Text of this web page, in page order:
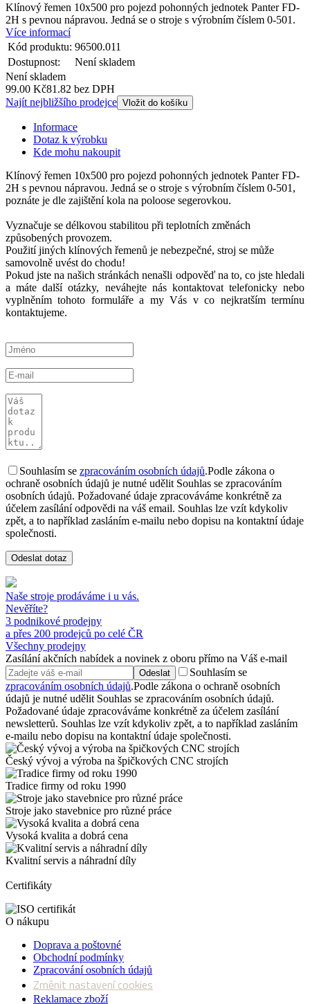
Klínový řemen 10x500 pro pojezd pohonných jednotek Panter FD-
2H s pevnou nápravou. Jedná se o stroje s výrobním číslem 0-501.
Více informací
Kód produktu: 96500.011
Dostupnost:
Není skladem
Není skladem
99.00 Kč81.82 bez DPH
Najít nejbližšího prodejce Vložit do košíku
Informace
Dotaz k výrobku
Kde mohu nakoupit
Klínový řemen 10x500 pro pojezd pohonných jednotek Panter FD-
2H s pevnou nápravou. Jedná se o stroje s výrobním číslem 0-501,
poznáte je dle zajištění kola na poloose segerovkou.
Vyznačuje se délkovou stabilitou při teplotních změnách
způsobených provozem.
Použití jiných klínových řemenů je nebezpečné, stroj se může
samovolně uvést do chodu!
Pokud jste na našich stránkách nenašli odpověď na to, co jste hledali
a máte další otázky, neváhejte nás kontaktovat telefonicky nebo
vyplněním tohoto formuláře a my Vás v co nejkratším termínu
kontaktujeme.
Souhlasím se zpracováním osobních údajů.Podle zákona o
ochraně osobních údajů je nutné udělit Souhlas se zpracováním
osobních údajů. Požadované údaje zpracováváme konkrétně za
účelem zasílání odpovědi na váš email. Souhlas lze vzít kdykoliv
zpět, a to například zasláním e-mailu nebo dopisu na kontaktní údaje
společnosti.
Odeslat dotaz
Naše stroje prodáváme i u vás.
Nevěříte?
3 podnikové prodejny
a přes 200 prodejců po celé ČR
Všechny prodejny
Zasílání akčních nabídek a novinek z oboru přímo na Váš e-mail
Odeslat
Souhlasím se
zpracováním osobních údajů.Podle zákona o ochraně osobních
údajů je nutné udělit Souhlas se zpracováním osobních údajů.
Požadované údaje zpracováváme konkrétně za účelem zasílání
newsletterů. Souhlas lze vzít kdykoliv zpět, a to například zasláním
e-mailu nebo dopisu na kontaktní údaje společnosti.
Český vývoj a výroba na špičkových CNC strojích
Tradice firmy od roku 1990
Stroje jako stavebnice pro různé práce
Vysoká kvalita a dobrá cena
Kvalitní servis a náhradní díly
Certifikáty
O nákupu
Doprava a poštovné
Obchodní podmínky
Zpracování osobních údajů
Změnit nastavení cookies
Reklamace zboží